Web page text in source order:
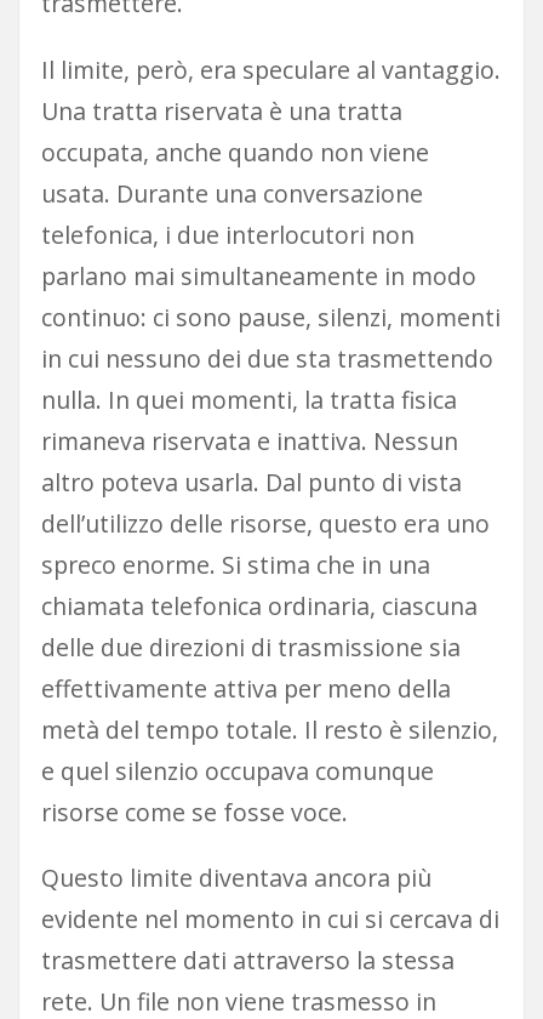
Il limite, però, era speculare al vantaggio.
Una tratta riservata è una tratta
occupata, anche quando non viene
usata. Durante una conversazione
telefonica, i due interlocutori non
parlano mai simultaneamente in modo
continuo: ci sono pause, silenzi, momenti
in cui nessuno dei due sta trasmettendo
nulla. In quei momenti, la tratta fisica
rimaneva riservata e inattiva. Nessun
altro poteva usarla. Dal punto di vista
dell’utilizzo delle risorse, questo era uno
spreco enorme. Si stima che in una
chiamata telefonica ordinaria, ciascuna
delle due direzioni di trasmissione sia
effettivamente attiva per meno della
metà del tempo totale. Il resto è silenzio,
e quel silenzio occupava comunque
risorse come se fosse voce.
Questo limite diventava ancora più
evidente nel momento in cui si cercava di
trasmettere dati attraverso la stessa
rete. Un file non viene trasmesso in